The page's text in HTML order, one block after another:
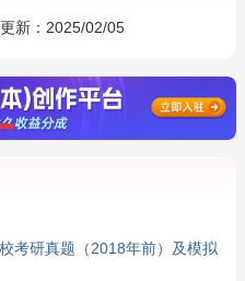
更新：2025/02/05
考研真题（2018年前）及模拟